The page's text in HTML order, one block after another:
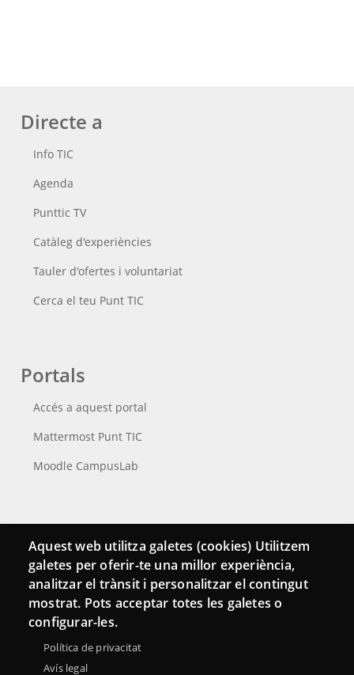
Directe a
Info TIC
Agenda
Punttic TV
Catàleg d'experiències
Tauler d'ofertes i voluntariat
Cerca el teu Punt TIC
Portals
Accés a aquest portal
Mattermost Punt TIC
Moodle CampusLab
Connecta
Bustia de contacte
Butlletins
Aquest web utilitza galetes (cookies) Utilitzem
galetes per oferir-te una millor experiència,
analitzar el trànsit i personalitzar el contingut
mostrat. Pots acceptar totes les galetes o
configurar-les.
Política de privacitat
Avís legal